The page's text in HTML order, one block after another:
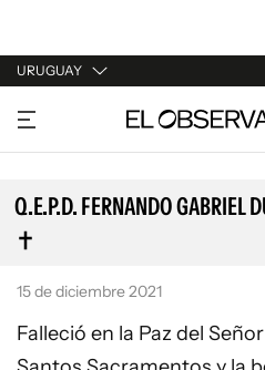
URUGUAY
URUGUAY
ARGENTINA
ESPAÑA
ESTADOS UNIDOS
Q.E.P.D. FERNANDO GABRIEL
15 de diciembre 2021
Falleció en la Paz del